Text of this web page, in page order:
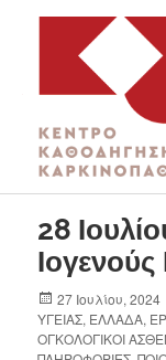
K3
ΚΕΝΤΡΟ
28
Ιογενούς
27 Ιουλίου, 2024
ΥΓΕΙΑΣ, ΕΛΛΑΔΑ,
ΟΓΚΟΛΟΓΙΚΟΙ